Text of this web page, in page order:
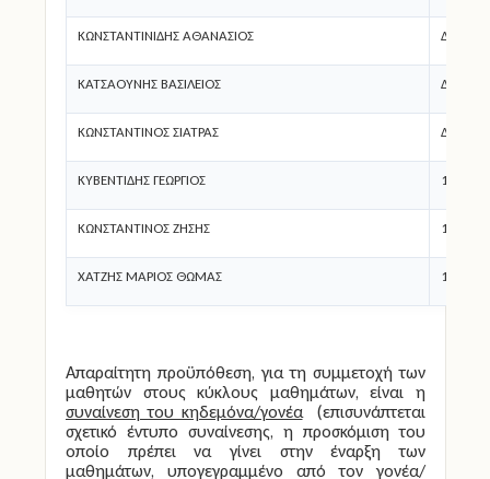
ΚΩΝΣΤΑΝΤΙΝΙΔΗΣ ΑΘΑΝΑΣΙΟΣ Δ.Σ.
ΚΑΤΣΑΟΥΝΗΣ ΒΑΣΙΛΕΙΟΣ Δ.Σ.
ΚΩΝΣΤΑΝΤΙΝΟΣ ΣΙΑΤΡΑΣ Δ.Σ.
ΚΥΒΕΝΤΙΔΗΣ ΓΕΩΡΓΙΟΣ 1ο Δ.Σ.
ΚΩΝΣΤΑΝΤΙΝΟΣ ΖΗΣΗΣ 1ο Δ.Σ.
ΧΑΤΖΗΣ ΜΑΡΙΟΣ ΘΩΜΑΣ 1ο Δ.Σ.
Απαραίτητη προϋπόθεση, για τη συμμετοχή των
μαθητών στους κύκλους μαθημάτων, είναι η
συναίνεση του κηδεμόνα/γονέα(επισυνάπτεται
σχετικό έντυπο συναίνεσης, η προσκόμιση του
οποίο πρέπει να γίνει στην έναρξη των
μαθημάτων, υπογεγραμμένο από τον γονέα/